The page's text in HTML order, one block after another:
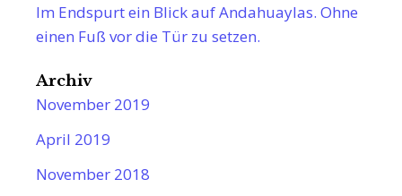
Im Endspurt ein Blick auf Andahuaylas. Ohne
einen Fuß vor die Tür zu setzen.
Archiv
November 2019
April 2019
November 2018